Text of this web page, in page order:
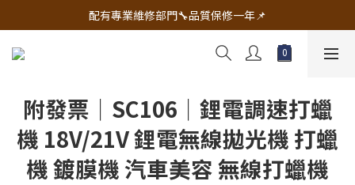
🔧電動工具&五金唯一首選 宇慶五金網拍🔧
配有專業維修部門🔧品質保修一年📌
🔧電動工具&五金唯一首選 宇慶五金網拍🔧
附發票｜SC106｜鋰電調速打蠟
機 18V/21V 鋰電無線拋光機 打蠟
機 鍍膜機 汽車美容 無線打蠟機